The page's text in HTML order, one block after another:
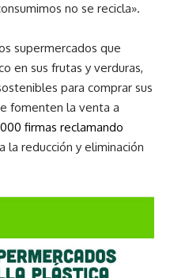
no se recicla».
supermercados que
en sus frutas y verduras,
para comprar sus
fomenten la venta a
firmas reclamando
la reducción y eliminación